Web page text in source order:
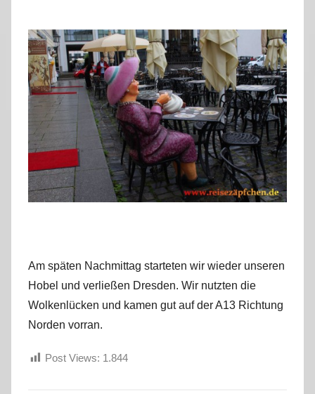
Am späten Nachmittag starteten wir wieder unseren
Hobel und verließen Dresden. Wir nutzten die
Wolkenlücken und kamen gut auf der A13 Richtung
Norden vorran.
Post Views: 1.844